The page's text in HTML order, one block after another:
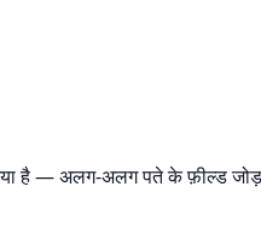
गया है — अलग-अलग पते के फ़ील्ड